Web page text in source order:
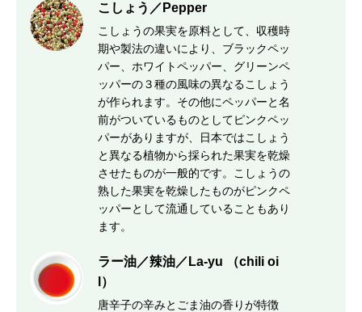
こしょう／Pepper
こしょうの果実を原料として、収穫時
期や製法の違いにより、ブラックペッ
パー、ホワイトペッパー、グリーンペ
ッパーの３種の風味の異なるこしょう
が作られます。その他にペッパーと名
前がついているものとしてピンクペッ
パーがありますが、日本ではこしょう
と異なる植物から採られた果実を乾燥
させたものが一般的です。こしょうの
熟した果実を乾燥したものがピンクペ
ッパーとして流通していることもあり
ます。
ラー油／辣油／La-yu （chili oi
l）
唐辛子の辛みとごま油の香りが特徴